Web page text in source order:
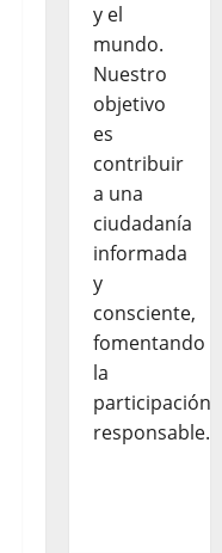
y el
mundo.
Nuestro
objetivo
es
contribuir
a una
ciudadanía
informada
y
consciente,
fomentando
la
participación
responsable.